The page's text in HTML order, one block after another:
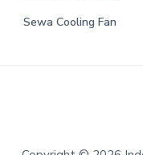
Sewa Cooling Fan